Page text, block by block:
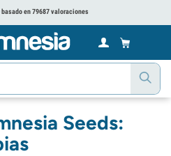
basado en 79687 valoraciones
Seeds: